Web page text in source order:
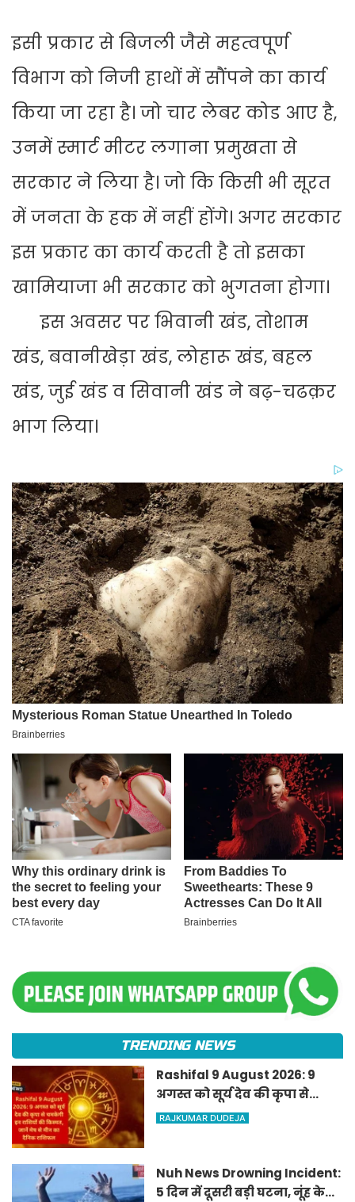
इसी प्रकार से बिजली जैसे महत्वपूर्ण
विभाग को निजी हाथों में सौंपने का कार्य
किया जा रहा है। जो चार लेबर कोड आए है,
उनमें स्मार्ट मीटर लगाना प्रमुखता से
सरकार ने लिया है। जो कि किसी भी सूरत
में जनता के हक में नहीं होंगे। अगर सरकार
इस प्रकार का कार्य करती है तो इसका
खामियाजा भी सरकार को भुगतना होगा।
इस अवसर पर भिवानी खंड, तोशाम
खंड, बवानीखेड़ा खंड, लोहारू खंड, बहल
खंड, जुई खंड व सिवानी खंड ने बढ़-चढक़र
भाग लिया।
TRENDING NEWS
Rashifal 9 August 2026: 9
अगस्त को सूर्य देव की कृपा से
चमकेगी इन राशियों की किस्मत,
RAJKUMAR DUDEJA
Nuh News Drowning Incident:
5 दिन में दूसरी बड़ी घटना, नूंह के